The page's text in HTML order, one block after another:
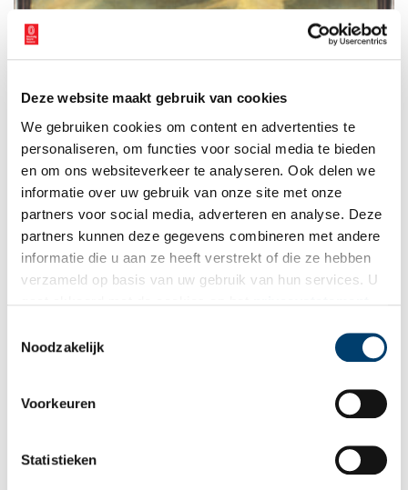
Deze website maakt gebruik van cookies
We gebruiken cookies om content en advertenties te
personaliseren, om functies voor social media te bieden
en om ons websiteverkeer te analyseren. Ook delen we
informatie over uw gebruik van onze site met onze
partners voor social media, adverteren en analyse. Deze
partners kunnen deze gegevens combineren met andere
informatie die u aan ze heeft verstrekt of die ze hebben
verzameld op basis van uw gebruik van hun services. U
Noodzakelijk
Voorkeuren
Statistieken
De Zaanstreek is niet alleen vermaard om zijn cacao, er
stonden ook papiermolens die papier van onovertroffen
kwaliteit maakten. De Amerikaanse
onafhankelijkheidsverklaring is er op gedrukt en Beethoven
schreef er zijn composities op. Een pas verschenen boek zet de
Zaanse papiergeschiedenis op … papier.
C & J Honig Breet: papier van wereldfaam
Het papier van de firma C & J Honig Breet vergaarde in de
kunstenaars uit die dagen maakten graag gebruik van het
Zaanse ‘velijnpapier’. Halverwege de negentiende eeuw werden
de meeste bankbiljetten in Nederland gedrukt op papier van C